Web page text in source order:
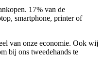
17% van de
smartphone, printer of
van onze economie. Ook wij
bij ons tweedehands te